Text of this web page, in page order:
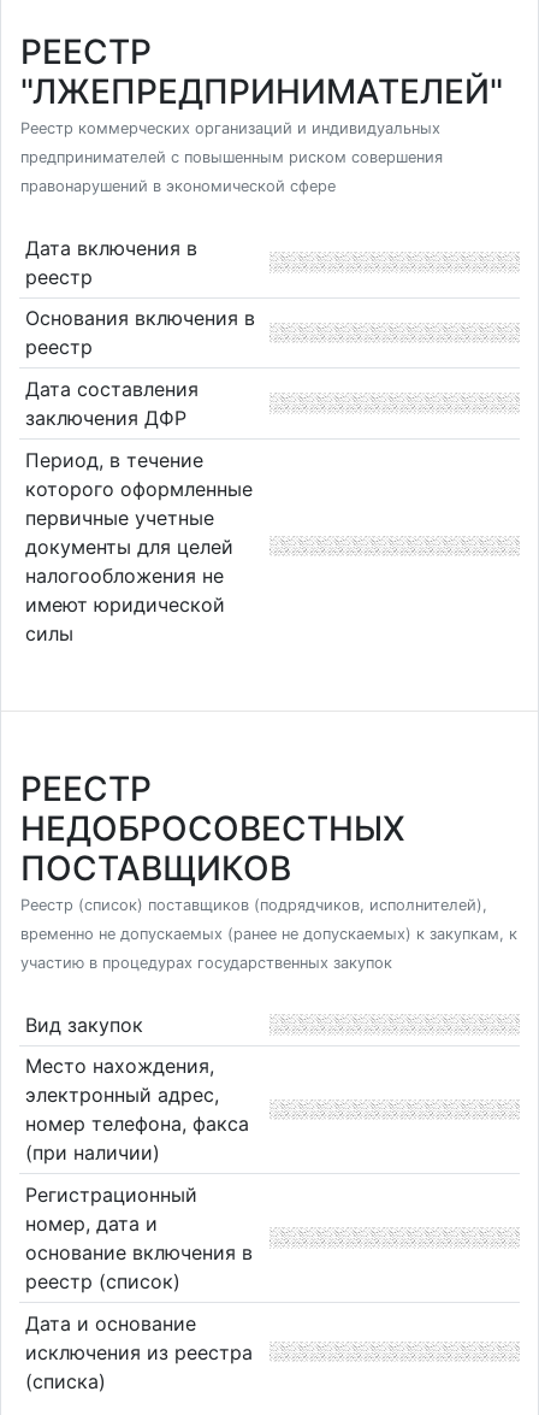
РЕЕСТР
"ЛЖЕПРЕДПРИНИМАТЕЛЕЙ"
Реестр коммерческих организаций и индивидуальных
предпринимателей с повышенным риском совершения
правонарушений в экономической сфере
Дата включения в
реестр
Основания включения в
реестр
Дата составления
заключения ДФР
Период, в течение
которого оформленные
первичные учетные
документы для целей
налогообложения не
имеют юридической
силы
РЕЕСТР
НЕДОБРОСОВЕСТНЫХ
ПОСТАВЩИКОВ
Реестр (список) поставщиков (подрядчиков, исполнителей),
временно не допускаемых (ранее не допускаемых) к закупкам, к
участию в процедурах государственных закупок
Вид закупок
Место нахождения,
электронный адрес,
номер телефона, факса
(при наличии)
Регистрационный
номер, дата и
основание включения в
реестр (список)
Дата и основание
исключения из реестра
(списка)